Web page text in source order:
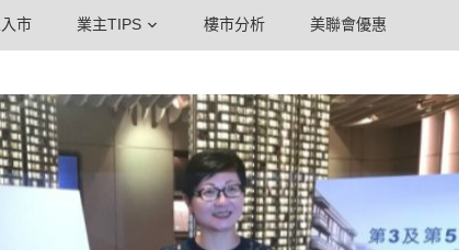
市 業主TIPS 樓市分析 美聯會優惠